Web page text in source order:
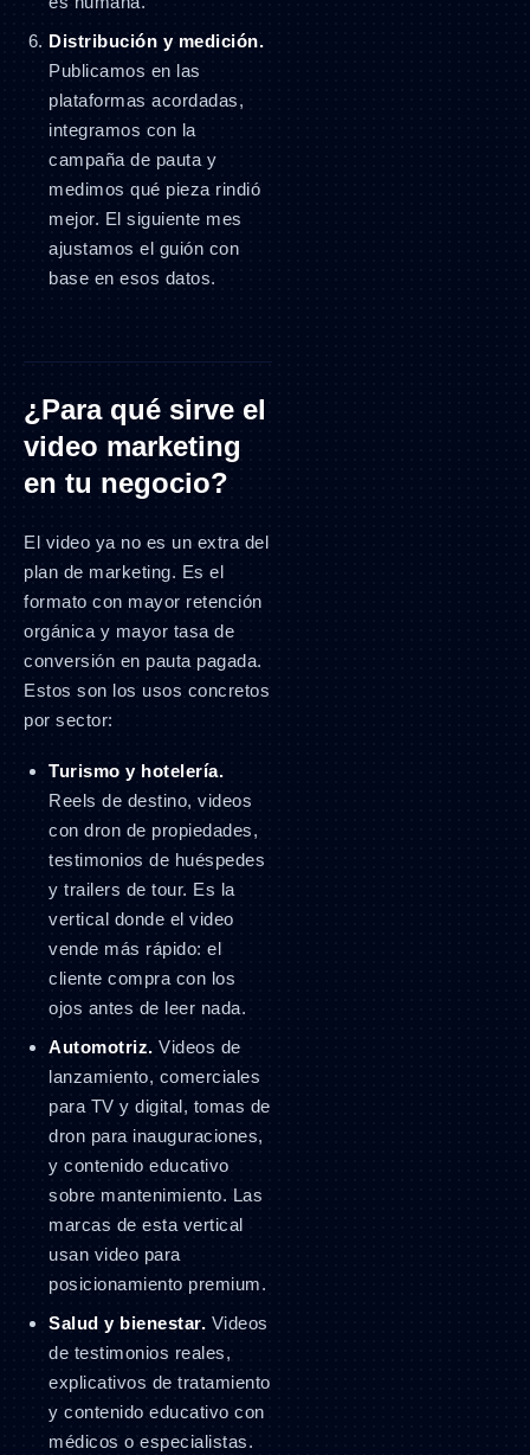
Distribución y medición.
Publicamos en las
plataformas acordadas,
integramos con la
campaña de pauta y
medimos qué pieza rindió
mejor. El siguiente mes
ajustamos el guión con
base en esos datos.
¿Para qué sirve el
video marketing
en tu negocio?
El video ya no es un extra del
plan de marketing. Es el
formato con mayor retención
orgánica y mayor tasa de
conversión en pauta pagada.
Estos son los usos concretos
por sector:
Turismo y hotelería.
Reels de destino, videos
con dron de propiedades,
testimonios de huéspedes
y trailers de tour. Es la
vertical donde el video
vende más rápido: el
cliente compra con los
ojos antes de leer nada.
Automotriz. Videos de
lanzamiento, comerciales
para TV y digital, tomas de
dron para inauguraciones,
y contenido educativo
sobre mantenimiento. Las
marcas de esta vertical
usan video para
posicionamiento premium.
Salud y bienestar. Videos
de testimonios reales,
explicativos de tratamiento
y contenido educativo con
médicos o especialistas.